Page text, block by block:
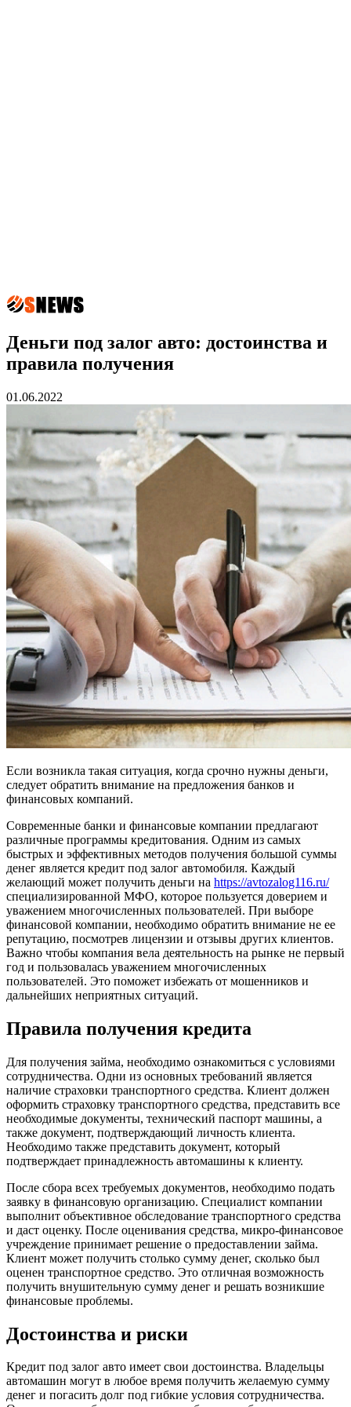
Деньги под залог авто: достоинства и
правила получения
01.06.2022
Если возникла такая ситуация, когда срочно нужны деньги,
следует обратить внимание на предложения банков и
финансовых компаний.
Современные банки и финансовые компании предлагают
различные программы кредитования. Одним из самых
быстрых и эффективных методов получения большой суммы
денег является кредит под залог автомобиля. Каждый
желающий может получить деньги на https://avtozalog116.ru/
специализированной МФО, которое пользуется доверием и
уважением многочисленных пользователей. При выборе
финансовой компании, необходимо обратить внимание не ее
репутацию, посмотрев лицензии и отзывы других клиентов.
Важно чтобы компания вела деятельность на рынке не первый
год и пользовалась уважением многочисленных
пользователей. Это поможет избежать от мошенников и
дальнейших неприятных ситуаций.
Правила получения кредита
Для получения займа, необходимо ознакомиться с условиями
сотрудничества. Одни из основных требований является
наличие страховки транспортного средства. Клиент должен
оформить страховку транспортного средства, представить все
необходимые документы, технический паспорт машины, а
также документ, подтверждающий личность клиента.
Необходимо также представить документ, который
подтверждает принадлежность автомашины к клиенту.
После сбора всех требуемых документов, необходимо подать
заявку в финансовую организацию. Специалист компании
выполнит объективное обследование транспортного средства
и даст оценку. После оценивания средства, микро-финансовое
учреждение принимает решение о предоставлении займа.
Клиент может получить столько сумму денег, сколько был
оценен транспортное средство. Это отличная возможность
получить внушительную сумму денег и решать возникшие
финансовые проблемы.
Достоинства и риски
Кредит под залог авто имеет свои достоинства. Владельцы
автомашин могут в любое время получить желаемую сумму
денег и погасить долг под гибкие условия сотрудничества.